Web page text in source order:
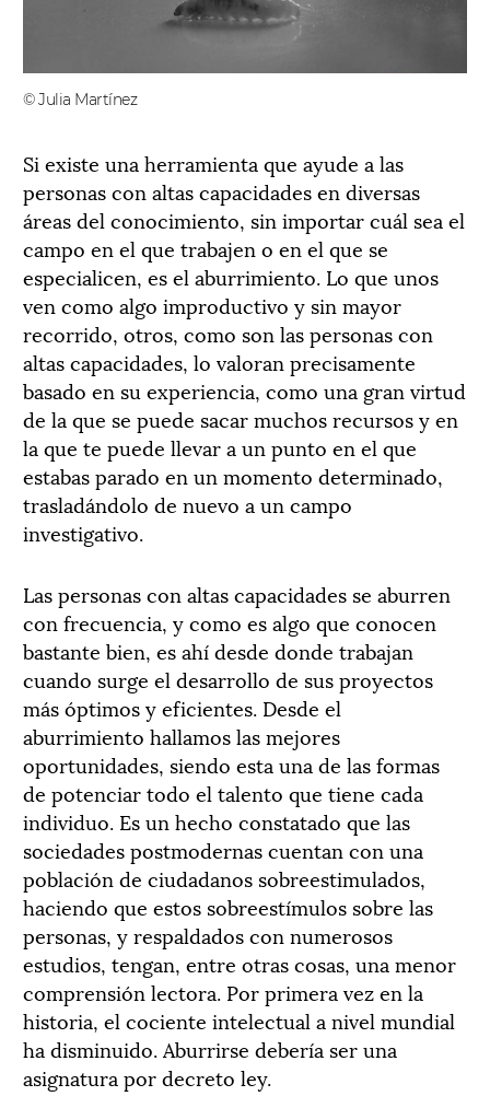
© Julia Martínez
Si existe una herramienta que ayude a las
personas con altas capacidades en diversas
áreas del conocimiento, sin importar cuál sea el
campo en el que trabajen o en el que se
especialicen, es el aburrimiento. Lo que unos
ven como algo improductivo y sin mayor
recorrido, otros, como son las personas con
altas capacidades, lo valoran precisamente
basado en su experiencia, como una gran virtud
de la que se puede sacar muchos recursos y en
la que te puede llevar a un punto en el que
estabas parado en un momento determinado,
trasladándolo de nuevo a un campo
investigativo.
Las personas con altas capacidades se aburren
con frecuencia, y como es algo que conocen
bastante bien, es ahí desde donde trabajan
cuando surge el desarrollo de sus proyectos
más óptimos y eficientes. Desde el
aburrimiento hallamos las mejores
oportunidades, siendo esta una de las formas
de potenciar todo el talento que tiene cada
individuo. Es un hecho constatado que las
sociedades postmodernas cuentan con una
población de ciudadanos sobreestimulados,
haciendo que estos sobreestímulos sobre las
personas, y respaldados con numerosos
estudios, tengan, entre otras cosas, una menor
comprensión lectora. Por primera vez en la
historia, el cociente intelectual a nivel mundial
ha disminuido. Aburrirse debería ser una
asignatura por decreto ley.